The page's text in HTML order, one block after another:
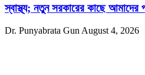
স্বাস্থ্য; নতুন সরকারের কাছে আমাদের
Dr. Punyabrata GunAugust 4, 2026